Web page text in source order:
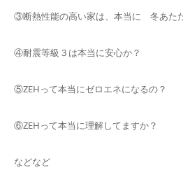
③断熱性能の高い家は、本当に 冬あた
④耐震等級３は本当に安心か？
⑤ZEHって本当にゼロエネになるの？
⑥ZEHって本当に理解してますか？
などなど